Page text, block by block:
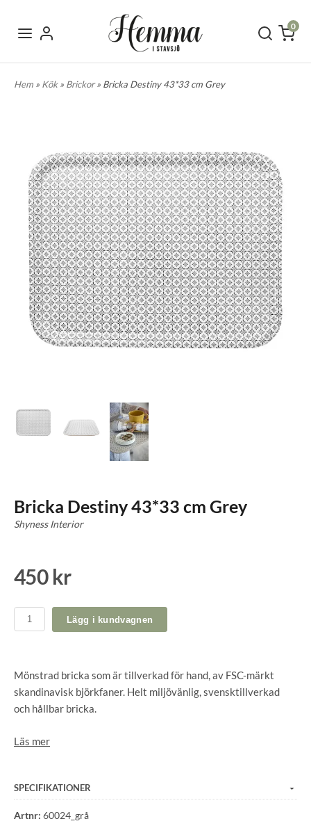
0
Hem » Kök» Brickor» Bricka Destiny 43*33 cm Grey
Bricka Destiny 43*33 cm Grey
Shyness Interior
450 kr
Lägg i kundvagnen
Mönstrad bricka som är tillverkad för hand, av FSC-märkt
skandinavisk björkfaner. Helt miljövänlig, svensktillverkad
och hållbar bricka.
Storlek 33x43 cm
Rengöring: Tål industridiskmaskin upp till 95 grader.
Läs mer
SPECIFIKATIONER
Artnr: 60024_grå